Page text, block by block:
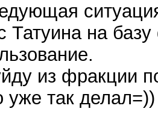
Татуина на
из фракции
уже так делал=))